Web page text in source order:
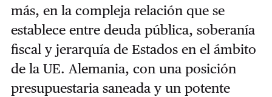
más, en la compleja relación que se
establece entre deuda pública, soberanía
fiscal y jerarquía de Estados en el ámbito
de la UE. Alemania, con una posición
presupuestaria saneada y un potente